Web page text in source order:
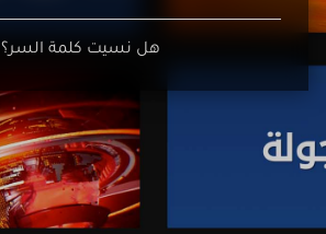
هل نسيت كلمة السر؟